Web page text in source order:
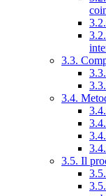
3.3.
3.4.
3.5. Il